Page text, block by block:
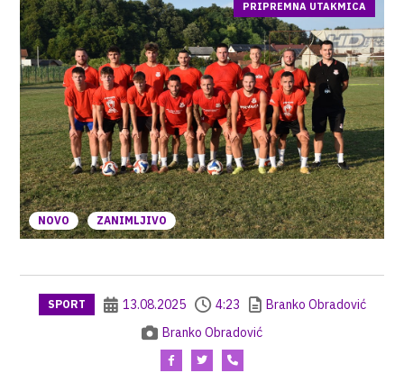
NOVO ZANIMLJIVO
PRIPREMNA UTAKMICA
SPORT 13.08.2025 4:23
Branko Obradović
Branko Obradović